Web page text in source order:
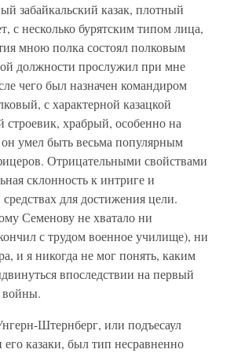
забайкальский казак, плотный
с несколько бурятским типом лица,
мною полка состоял полковым
должности прослужил при мне
чего был назначен командиром
с характерной казацкой
строевик, храбрый, особенно на
он умел быть весьма популярным
Отрицательными свойствами
склонность к интриге и
средствах для достижения цели.
Семенову не хватало ни
с трудом военное училище), ни
и я никогда не мог понять, каким
впоследствии на первый
войны.
Штернберг, или подъесаул
его казаки, был тип несравненно